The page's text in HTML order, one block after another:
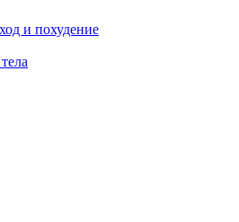
и похудение